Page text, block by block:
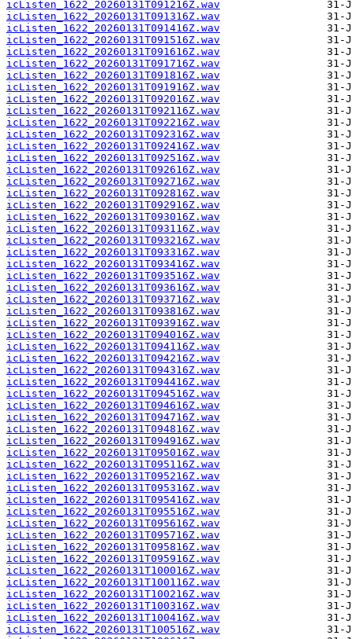
icListen_1622_20260131T091216Z.wav
icListen_1622_20260131T091316Z.wav
icListen_1622_20260131T091416Z.wav
icListen_1622_20260131T091516Z.wav
icListen_1622_20260131T091616Z.wav
icListen_1622_20260131T091716Z.wav
icListen_1622_20260131T091816Z.wav
icListen_1622_20260131T091916Z.wav
icListen_1622_20260131T092016Z.wav
icListen_1622_20260131T092116Z.wav
icListen_1622_20260131T092216Z.wav
icListen_1622_20260131T092316Z.wav
icListen_1622_20260131T092416Z.wav
icListen_1622_20260131T092516Z.wav
icListen_1622_20260131T092616Z.wav
icListen_1622_20260131T092716Z.wav
icListen_1622_20260131T092816Z.wav
icListen_1622_20260131T092916Z.wav
icListen_1622_20260131T093016Z.wav
icListen_1622_20260131T093116Z.wav
icListen_1622_20260131T093216Z.wav
icListen_1622_20260131T093316Z.wav
icListen_1622_20260131T093416Z.wav
icListen_1622_20260131T093516Z.wav
icListen_1622_20260131T093616Z.wav
icListen_1622_20260131T093716Z.wav
icListen_1622_20260131T093816Z.wav
icListen_1622_20260131T093916Z.wav
icListen_1622_20260131T094016Z.wav
icListen_1622_20260131T094116Z.wav
icListen_1622_20260131T094216Z.wav
icListen_1622_20260131T094316Z.wav
icListen_1622_20260131T094416Z.wav
icListen_1622_20260131T094516Z.wav
icListen_1622_20260131T094616Z.wav
icListen_1622_20260131T094716Z.wav
icListen_1622_20260131T094816Z.wav
icListen_1622_20260131T094916Z.wav
icListen_1622_20260131T095016Z.wav
icListen_1622_20260131T095116Z.wav
icListen_1622_20260131T095216Z.wav
icListen_1622_20260131T095316Z.wav
icListen_1622_20260131T095416Z.wav
icListen_1622_20260131T095516Z.wav
icListen_1622_20260131T095616Z.wav
icListen_1622_20260131T095716Z.wav
icListen_1622_20260131T095816Z.wav
icListen_1622_20260131T095916Z.wav
icListen_1622_20260131T100016Z.wav
icListen_1622_20260131T100116Z.wav
icListen_1622_20260131T100216Z.wav
icListen_1622_20260131T100316Z.wav
icListen_1622_20260131T100416Z.wav
icListen_1622_20260131T100516Z.wav